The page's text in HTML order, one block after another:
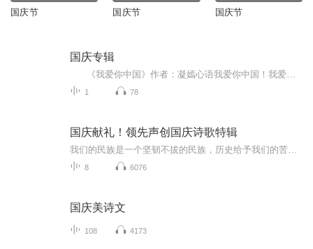
国庆节 国庆节 国庆节
国庆专辑
1 78
国庆献礼！领先声创国庆诗歌特辑
8 6076
国庆美诗文
108 4173